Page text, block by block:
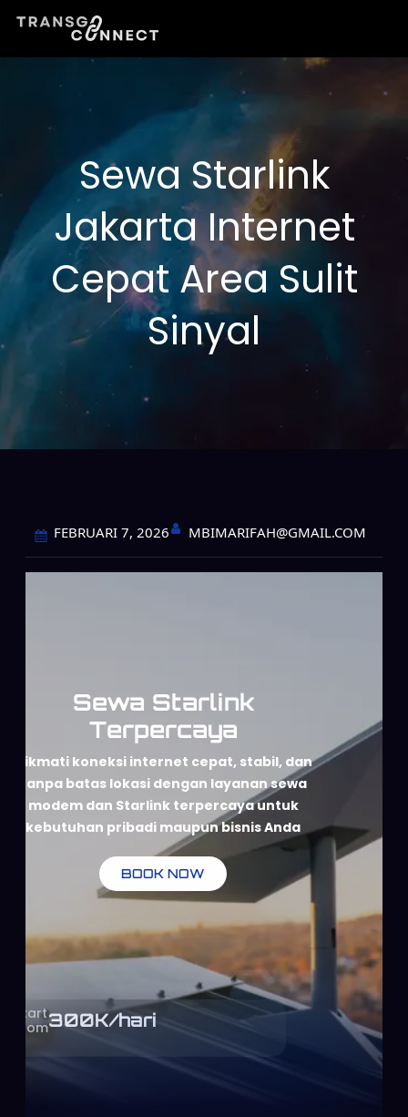
Lewati
Sewa Starlink
Jakarta Internet
Cepat Area Sulit
Sinyal
FEBRUARI 7, 2026 MBIMARIFAH@GMAIL.COM
Sewa Starlink
Terpercaya
Nikmati koneksi internet cepat, stabil, dan
tanpa batas lokasi dengan layanan sewa
modem dan Starlink terpercaya untuk
kebutuhan pribadi maupun bisnis Anda
BOOK NOW
Start
From300K/hari